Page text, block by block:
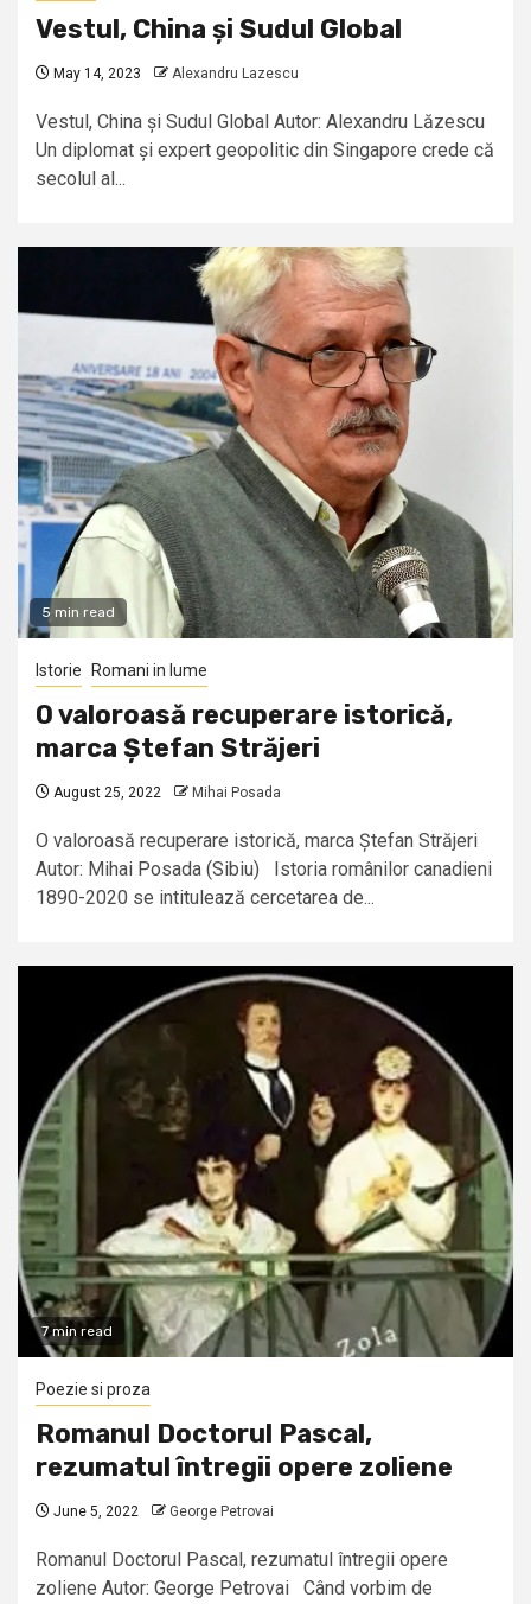
Vestul, China și Sudul Global
May 14, 2023 Alexandru Lazescu
Vestul, China și Sudul Global Autor: Alexandru Lăzescu
Un diplomat și expert geopolitic din Singapore crede că
secolul al...
5 min read
Istorie Romani in lume
O valoroasă recuperare istorică,
marca Ștefan Străjeri
August 25, 2022 Mihai Posada
O valoroasă recuperare istorică, marca Ștefan Străjeri
Autor: Mihai Posada (Sibiu) Istoria românilor canadieni
1890-2020 se intitulează cercetarea de...
7 min read
Poezie si proza
Romanul Doctorul Pascal,
rezumatul întregii opere zoliene
June 5, 2022 George Petrovai
Romanul Doctorul Pascal, rezumatul întregii opere
zoliene Autor: George Petrovai Când vorbim de